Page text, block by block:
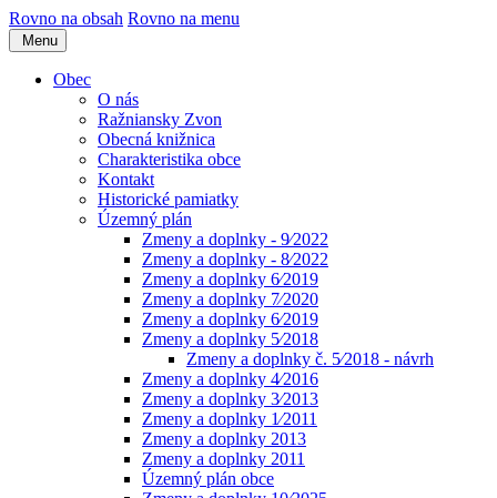
Rovno na obsah Rovno na menu
Menu
Obec
O nás
Ražniansky Zvon
Obecná knižnica
Charakteristika obce
Kontakt
Historické pamiatky
Územný plán
Zmeny a doplnky - 9⁄2022
Zmeny a doplnky - 8⁄2022
Zmeny a doplnky 6⁄2019
Zmeny a doplnky 7⁄2020
Zmeny a doplnky 6⁄2019
Zmeny a doplnky 5⁄2018
Zmeny a doplnky č. 5⁄2018 - návrh
Zmeny a doplnky 4⁄2016
Zmeny a doplnky 3⁄2013
Zmeny a doplnky 1⁄2011
Zmeny a doplnky 2013
Zmeny a doplnky 2011
Územný plán obce